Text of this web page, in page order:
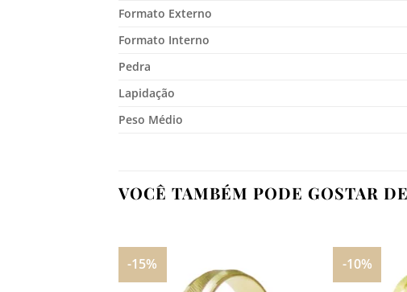
Formato Externo
Formato Interno
Pedra
Lapidação
Peso Médio
VOCÊ TAMBÉM PODE GOSTAR
-15% -10%